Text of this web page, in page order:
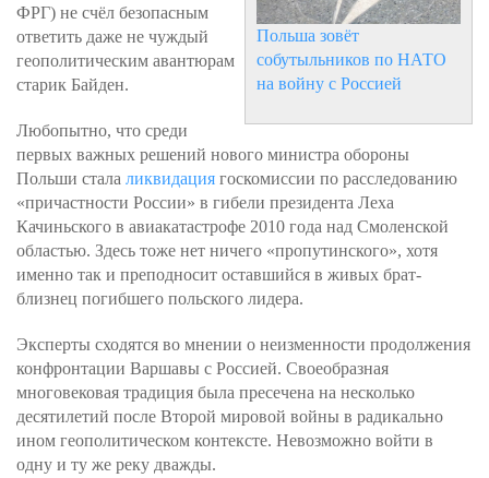
Польша зовёт
собутыльников по НАТО
на войну с Россией
ФРГ) не счёл безопасным
ответить даже не чуждый
геополитическим авантюрам
старик Байден.
Любопытно, что среди
первых важных решений нового министра обороны
Польши стала ликвидация госкомиссии по расследованию
«причастности России» в гибели президента Леха
Качиньского в авиакатастрофе 2010 года над Смоленской
областью. Здесь тоже нет ничего «пропутинского», хотя
именно так и преподносит оставшийся в живых брат-
близнец погибшего польского лидера.
Эксперты сходятся во мнении о неизменности продолжения
конфронтации Варшавы с Россией. Своеобразная
многовековая традиция была пресечена на несколько
десятилетий после Второй мировой войны в радикально
ином геополитическом контексте. Невозможно войти в
одну и ту же реку дважды.